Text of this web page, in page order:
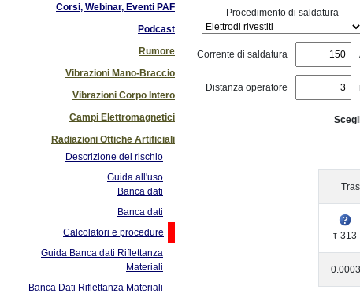
Corsi, Webinar, Eventi PAF
Podcast
Rumore
Vibrazioni Mano-Braccio
Vibrazioni Corpo Intero
Campi Elettromagnetici
Radiazioni Ottiche Artificiali
Descrizione del rischio
Guida all'uso
Banca dati
Banca dati
Calcolatori e procedure
Guida Banca dati Riflettanza
Materiali
Banca Dati Riflettanza Materiali
Procedimento di saldatura
Corrente di saldatura
Distanza operatore
τ-313
0.0003